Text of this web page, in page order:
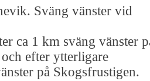
Sväng vänster vid
ca 1 km sväng vänster
efter ytterligare
på Skogsfrustigen.